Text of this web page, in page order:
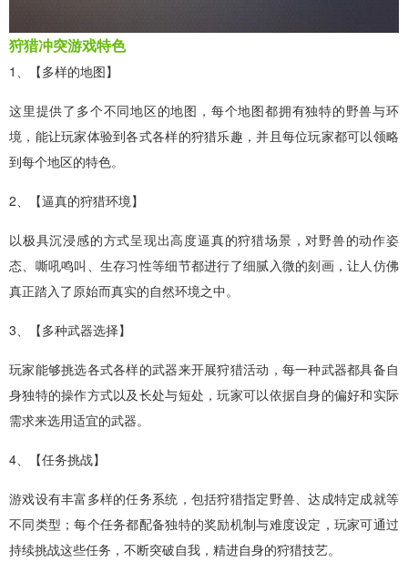
狩猎冲突游戏特色
1、【多样的地图】
这里提供了多个不同地区的地图，每个地图都拥有独特的野兽与环
境，能让玩家体验到各式各样的狩猎乐趣，并且每位玩家都可以领略
到每个地区的特色。
2、【逼真的狩猎环境】
以极具沉浸感的方式呈现出高度逼真的狩猎场景，对野兽的动作姿
态、嘶吼鸣叫、生存习性等细节都进行了细腻入微的刻画，让人仿佛
真正踏入了原始而真实的自然环境之中。
3、【多种武器选择】
玩家能够挑选各式各样的武器来开展狩猎活动，每一种武器都具备自
身独特的操作方式以及长处与短处，玩家可以依据自身的偏好和实际
需求来选用适宜的武器。
4、【任务挑战】
游戏设有丰富多样的任务系统，包括狩猎指定野兽、达成特定成就等
不同类型；每个任务都配备独特的奖励机制与难度设定，玩家可通过
持续挑战这些任务，不断突破自我，精进自身的狩猎技艺。